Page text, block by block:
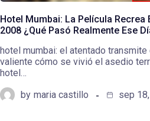
Hotel Mumbai: La Película Recrea
2008 ¿Qué Pasó Realmente Ese
hotel mumbai: el atentado
valiente cómo se vivió el asedio
hotel…
by maria castillo sep